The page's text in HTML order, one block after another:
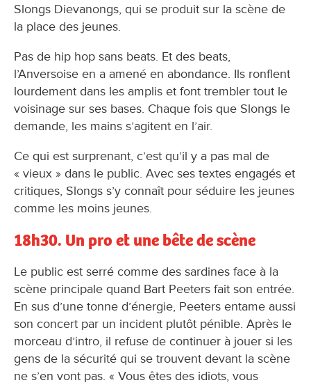
Slongs Dievanongs, qui se produit sur la scène de
la place des jeunes.
Pas de hip hop sans beats. Et des beats,
l’Anversoise en a amené en abondance. Ils ronflent
lourdement dans les amplis et font trembler tout le
voisinage sur ses bases. Chaque fois que Slongs le
demande, les mains s’agitent en l’air.
Ce qui est surprenant, c’est qu’il y a pas mal de
« vieux » dans le public. Avec ses textes engagés et
critiques, Slongs s’y connaît pour séduire les jeunes
comme les moins jeunes.
18h30. Un pro et une bête de scène
Le public est serré comme des sardines face à la
scène principale quand Bart Peeters fait son entrée.
En sus d’une tonne d’énergie, Peeters entame aussi
son concert par un incident plutôt pénible. Après le
morceau d’intro, il refuse de continuer à jouer si les
gens de la sécurité qui se trouvent devant la scène
ne s’en vont pas. « Vous êtes des idiots, vous